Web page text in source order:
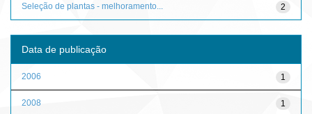
2
Seleção de plantas - melhoramento...
Data de publicação
1
2006
1
2008